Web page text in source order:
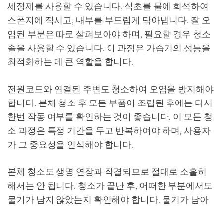
세정제를 사용할 수 있습니다. 식초를 물에 희석하여
스폰지에 적시고, 내부를 부드럽게 닦아냅니다. 잘 오
염된 부분은 따로 살펴보아야 하며, 필요할 경우 청소
솔을 사용할 수 있습니다. 이 과정은 가습기의 성능을
최적화하는 데 큰 역할을 합니다.
전원코드와 연결된 주변도 청소하여 오염을 방지해야
합니다. 본체 청소 후 모든 부품이 조립된 후에는 다시
한번 작동 여부를 확인하는 것이 좋습니다. 이 모든 청
소 과정은 특정 기간을 두고 반복하여야 하며, 사용자
가 그 중요성을 인식해야 합니다.
본체 청소도 생명 연장과 직결되므로 절대로 소홀히
해서는 안 됩니다. 청소가 끝난 후, 어떠한 부분에서도
물기가 남지 않았는지 확인해야 합니다. 물기가 남아